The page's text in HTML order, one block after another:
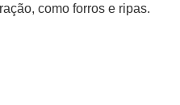
como forros e ripas.